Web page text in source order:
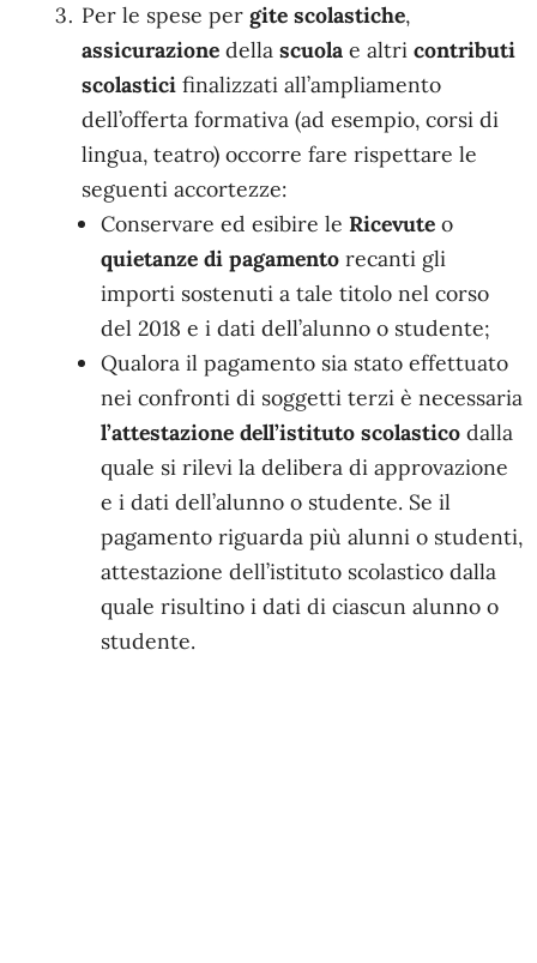
Per le spese per gite scolastiche,
assicurazione della scuola e altri contributi
scolastici finalizzati all’ampliamento
dell’offerta formativa (ad esempio, corsi di
lingua, teatro) occorre fare rispettare le
seguenti accortezze:
Conservare ed esibire le Ricevute o
quietanze di pagamento recanti gli
importi sostenuti a tale titolo nel corso
del 2018 e i dati dell’alunno o studente;
Qualora il pagamento sia stato effettuato
nei confronti di soggetti terzi è necessaria
l’attestazione dell’istituto scolastico dalla
quale si rilevi la delibera di approvazione
e i dati dell’alunno o studente. Se il
pagamento riguarda più alunni o studenti,
attestazione dell’istituto scolastico dalla
quale risultino i dati di ciascun alunno o
studente.